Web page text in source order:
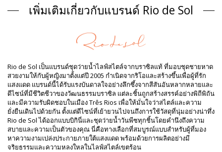
ส่วนประกอบ: 84% Biodegradable Nylon (AMNI SOUL ECO), 16%
Spandex (LYCRA) - OEKO-TEX - Chlorine Resistant
Spandex (LYCRA) - OEKO-TEX - Chlorine Resistant
ป้องกันรังสียูวี: UPF 50+
แผนก: ผู้หญิง, Bikini Bottom
รวมแพ็คเกจ: 1 x Bikini Bottom (ไม่รวมอุปกรณ์เสริมอื่น ๆ)
HS CODE: 6112.41.0010
SKU: 1981121378
EAN: XS (7899810304100), S (7899810304117), M (7899810304124),
L (7899810304131), XL (7899810304148)
น้ำหนัก: 45g / 0.1lb / 1.59oz
การพิมพ์ไม่ถูกต้องและอาจแตกต่างกันไปตามการตัด
การปรับแต่งภาพถ่าย
เพิ่มเติมเกี่ยวกับแบรนด์ Rio de Sol
Rio de Sol เป็นแบรนด์ชุดว่ายน้ำไลฟ์สไตล์จากบราซิลแท้ ที่มอบชุดชายหาด
สวยงามให้กับผู้หญิงมาตั้งแต่ปี 2005 กำเนิดจากริโอและสร้างขึ้นเพื่อผู้ที่รัก
แสงแดด แบรนด์นี้ได้รับแรงบันดาลใจอย่างลึกซึ้งจากสีสันอันหลากหลายและ
ดีไซน์ที่มีชีวิตชีวาของวัฒนธรรมบราซิล แต่ละชิ้นถูกสร้างสรรค์อย่างพิถีพิถัน
และมีความรับผิดชอบในเมือง Três Rios เพื่อให้มั่นใจว่าสไตล์และความ
ยั่งยืนเดินไปด้วยกัน ตั้งแต่ดีไซน์ที่เย้ายวนไปจนถึงการใช้วัสดุที่นุ่มอย่างน่าทึ่ง
Rio de Sol ได้ออกแบบบิกินี่และชุดว่ายน้ำวันพีซทุกชิ้นโดยคำนึงถึงความ
สบายและความเป็นตัวของคุณ นี่คือทางเลือกที่สมบูรณ์แบบสำหรับผู้ที่มอง
หาความงามเปล่งประกายภายใต้แสงแดด พร้อมด้วยการผลิตอย่างมี
จริยธรรมและความหลงใหลในไลฟ์สไตล์เขตร้อน